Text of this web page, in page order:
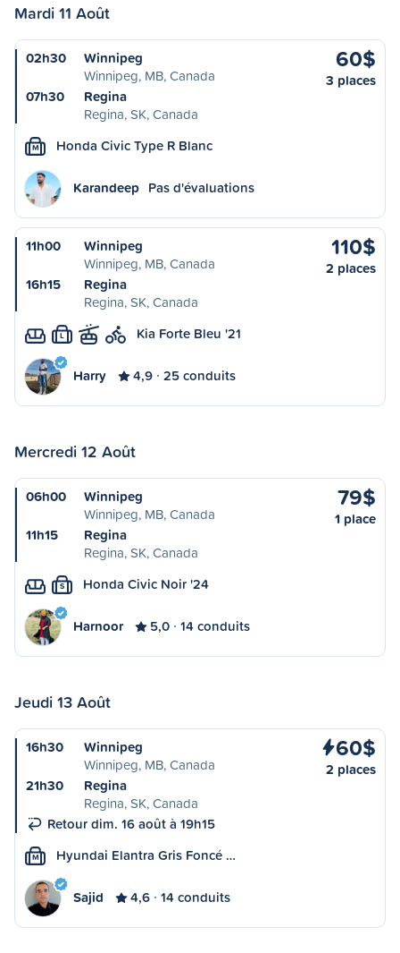
Mardi 11 Août
02h30
Winnipeg
Winnipeg, MB, Canada
07h30
Regina
Regina, SK, Canada
60$
3 places
M Honda Civic Type R Blanc
Karandeep Pas d'évaluations
11h00
Winnipeg
Winnipeg, MB, Canada
16h15
Regina
Regina, SK, Canada
110$
2 places
L Kia Forte Bleu '21
Harry 4,9 25 conduits
Mercredi 12 Août
06h00
Winnipeg
Winnipeg, MB, Canada
11h15
Regina
Regina, SK, Canada
79$
1 place
S Honda Civic Noir '24
Harnoor 5,0 14 conduits
Jeudi 13 Août
16h30
Winnipeg
Winnipeg, MB, Canada
21h30
Regina
Regina, SK, Canada
Retour dim. 16 août à 19h15
60$
2 places
M Hyundai Elantra Gris Foncé …
Sajid 4,6 14 conduits